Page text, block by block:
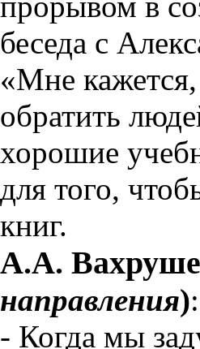
беседа с
«Мне
обратить
хорошие
для того,
книг.
А.А.
направления):
- Когда мы